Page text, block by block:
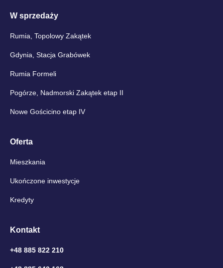
W sprzedaży
Rumia, Topolowy Zakątek
Gdynia, Stacja Grabówek
Rumia Formeli
Pogórze, Nadmorski Zakątek etap II
Nowe Gościcino etap IV
Oferta
Mieszkania
Ukończone inwestycje
Kredyty
Kontakt
+48 885 822 210